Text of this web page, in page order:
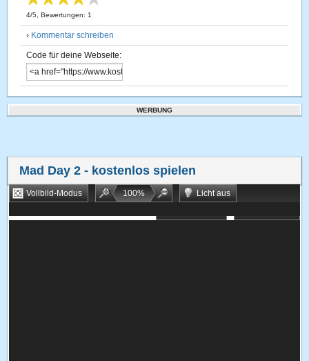
4/5 , Bewertungen: 1
› Kommentar schreiben
Code für deine Webseite:
WERBUNG
Mad Day 2 - kostenlos spielen
Vollbild-Modus 100%
Licht aus